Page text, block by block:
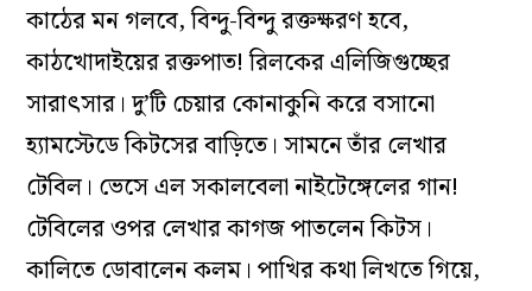
কাঠের মন গলবে, বিন্দু-বিন্দু রক্তক্ষরণ হবে,
কাঠখোদাইয়ের রক্তপাত! রিলকের এলিজিগুচ্ছের
সারাৎসার। দু’টি চেয়ার কোনাকুনি করে বসানো
হ‌্যামস্টেডে কিটসের বাড়িতে। সামনে তাঁর লেখার
টেবিল। ভেসে এল সকালবেলা নাইটেঙ্গেলের গান!
টেবিলের ওপর লেখার কাগজ পাতলেন কিটস।
কালিতে ডোবালেন কলম। পাখির কথা লিখতে গিয়ে,